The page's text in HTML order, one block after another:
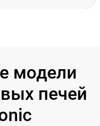
модели
печей